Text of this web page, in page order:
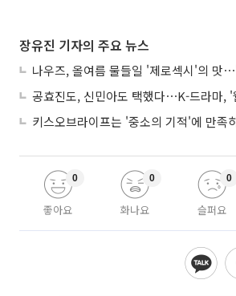
장유진 기자의 주요 뉴스
좋아요
0
화나요
0
슬퍼요
0